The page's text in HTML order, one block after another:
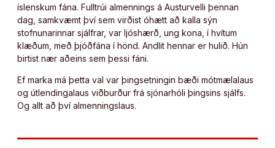
íslenskum fána. Fulltrúi almennings á Austurvelli þennan
dag, samkvæmt því sem virðist óhætt að kalla sýn
stofnunarinnar sjálfrar, var ljóshærð, ung kona, í hvítum
klæðum, með þjóðfána í hönd. Andlit hennar er hulið. Hún
birtist nær aðeins sem þessi fáni.
Ef marka má þetta val var þingsetningin bæði mótmælalaus
og útlendingalaus viðburður frá sjónarhóli þingsins sjálfs.
Og allt að því almenningslaus.